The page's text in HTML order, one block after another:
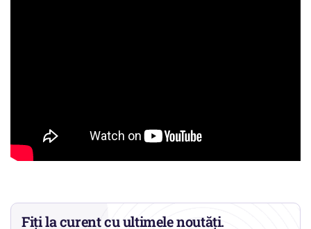
Fiți la curent cu ultimele noutăți.